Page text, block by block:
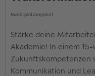
Marktplatzangebot
Stärke deine
Akademie! In einem
Zukunftskompetenzen
Kommunikation und